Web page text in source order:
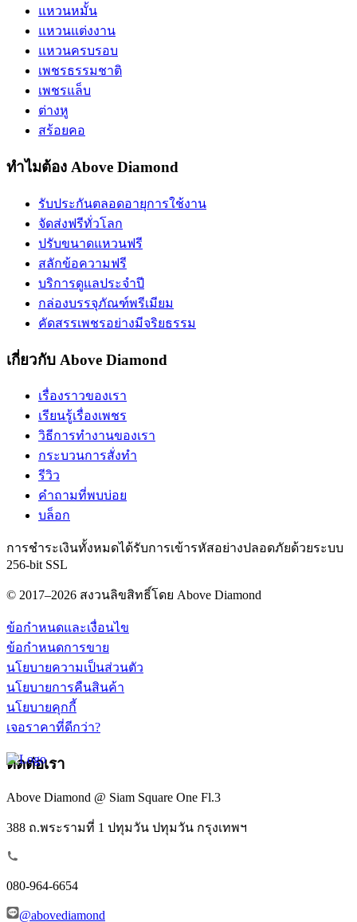
แหวนหมั้น
แหวนแต่งงาน
แหวนครบรอบ
เพชรธรรมชาติ
เพชรแล็บ
ต่างหู
สร้อยคอ
ทำไมต้อง Above Diamond
รับประกันตลอดอายุการใช้งาน
จัดส่งฟรีทั่วโลก
ปรับขนาดแหวนฟรี
สลักข้อความฟรี
บริการดูแลประจำปี
กล่องบรรจุภัณฑ์พรีเมียม
คัดสรรเพชรอย่างมีจริยธรรม
เกี่ยวกับ Above Diamond
เรื่องราวของเรา
เรียนรู้เรื่องเพชร
วิธีการทำงานของเรา
กระบวนการสั่งทำ
รีวิว
คำถามที่พบบ่อย
บล็อก
การชำระเงินทั้งหมดได้รับการเข้ารหัสอย่างปลอดภัยด้วยระบบ
256-bit SSL
© 2017–2026 สงวนลิขสิทธิ์โดย Above Diamond
ข้อกำหนดและเงื่อนไข
ข้อกำหนดการขาย
นโยบายความเป็นส่วนตัว
นโยบายการคืนสินค้า
นโยบายคุกกี้
เจอราคาที่ดีกว่า?
ติดต่อเรา
Above Diamond @ Siam Square One Fl.3
388 ถ.พระรามที่ 1 ปทุมวัน ปทุมวัน กรุงเทพฯ
080-964-6654
@abovediamond